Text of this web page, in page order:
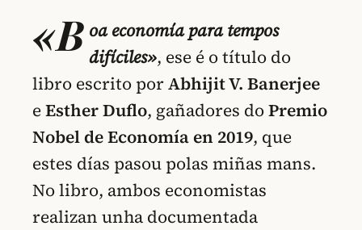
«B oa economía para tempos
difíciles», ese é o título do
libro escrito porAbhijit V. Banerjee
eEsther Duflo, gañadores doPremio
Nobelde Economía en 2019, que
estes días pasou polas miñas mans.
No libro, ambos economistas
realizan unha documentada